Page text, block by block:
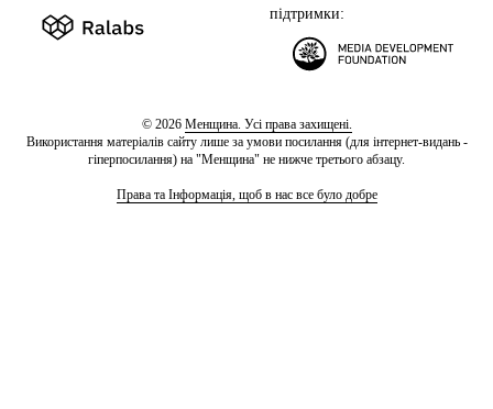
підтримки:
© 2026 Менщина. Усі права захищені.
Використання матеріалів сайту лише за умови посилання (для інтернет-видань -
гіперпосилання) на "Менщина" не нижче третього абзацу.
Права та Інформація, щоб в нас все було добре